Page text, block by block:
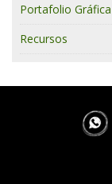
Portafolio Gráfica
Recursos